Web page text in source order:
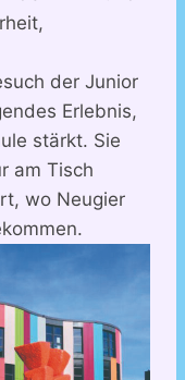
der Junior
Erlebnis,
stärkt. Sie
am Tisch
wo Neugier